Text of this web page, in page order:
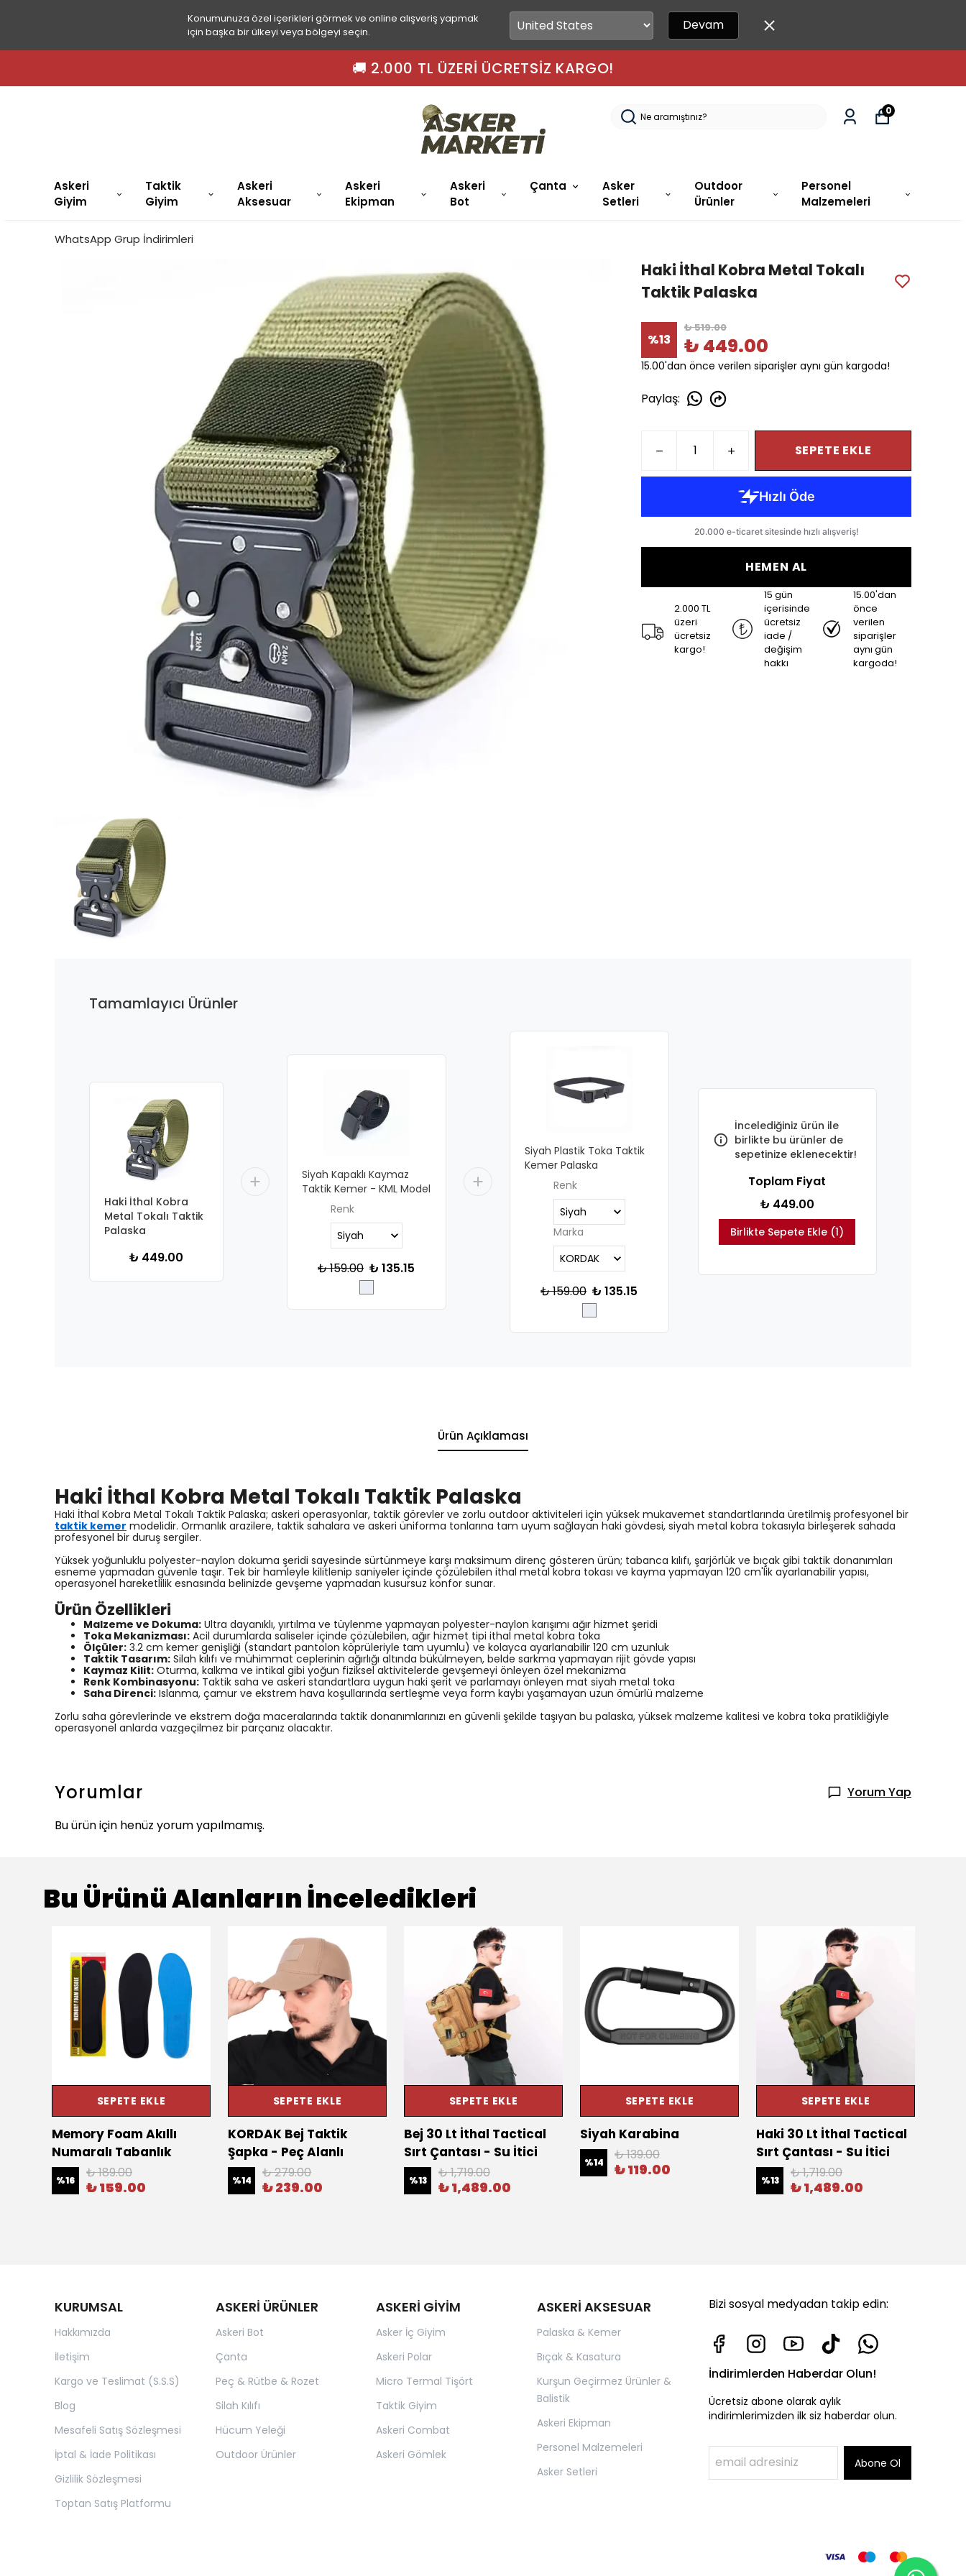
Konumunuza özel içerikleri görmek ve online alışveriş yapmak
için başka bir ülkeyi veya bölgeyi seçin.
Devam
🚚 2.000 TL ÜZERI ÜCRETSIZ KARGO!
Askeri
Giyim
Taktik
Giyim
Askeri
Aksesuar
Askeri
Ekipman
Askeri
Bot
Çanta
Asker
Setleri
Outdoor
Ürünler
Personel
Malzemeleri
0
WhatsApp Grup İndirimleri
Haki İthal Kobra Metal Tokalı
Taktik Palaska
%13
₺ 519.00
₺ 449.00
15.00'dan önce verilen siparişler aynı gün kargoda!
Paylaş:
SEPETE EKLE
HEMEN AL
2.000 TL
üzeri
ücretsiz
kargo!
15 gün
içerisinde
ücretsiz
iade /
değişim
hakkı
15.00'dan
önce
verilen
siparişler
aynı gün
kargoda!
Tamamlayıcı Ürünler
Haki İthal Kobra
Metal Tokalı Taktik
Palaska
₺ 449.00
Siyah Kapaklı Kaymaz
Taktik Kemer - KML Model
Renk
₺ 159.00 ₺ 135.15
Siyah Plastik Toka Taktik
Kemer Palaska
Renk
Marka
₺ 159.00 ₺ 135.15
İncelediğiniz ürün ile
birlikte bu ürünler de
sepetinize eklenecektir!
Toplam Fiyat
₺ 449.00
Birlikte Sepete Ekle (1)
Ürün Açıklaması
Haki İthal Kobra Metal Tokalı Taktik Palaska
Haki İthal Kobra Metal Tokalı Taktik Palaska; askeri operasyonlar, taktik görevler ve zorlu outdoor aktiviteleri için yüksek mukavemet standartlarında üretilmiş profesyonel bir
taktik kemer modelidir. Ormanlık arazilere, taktik sahalara ve askeri üniforma tonlarına tam uyum sağlayan haki gövdesi, siyah metal kobra tokasıyla birleşerek sahada
profesyonel bir duruş sergiler.
Yüksek yoğunluklu polyester-naylon dokuma şeridi sayesinde sürtünmeye karşı maksimum direnç gösteren ürün; tabanca kılıfı, şarjörlük ve bıçak gibi taktik donanımları
esneme yapmadan güvenle taşır. Tek bir hamleyle kilitlenip saniyeler içinde çözülebilen ithal metal kobra tokası ve kayma yapmayan 120 cm'lik ayarlanabilir yapısı,
operasyonel hareketlilik esnasında belinizde gevşeme yapmadan kusursuz konfor sunar.
Ürün Özellikleri
Malzeme ve Dokuma: Ultra dayanıklı, yırtılma ve tüylenme yapmayan polyester-naylon karışımı ağır hizmet şeridi
Toka Mekanizması: Acil durumlarda saliseler içinde çözülebilen, ağır hizmet tipi ithal metal kobra toka
Ölçüler: 3.2 cm kemer genişliği (standart pantolon köprüleriyle tam uyumlu) ve kolayca ayarlanabilir 120 cm uzunluk
Taktik Tasarım: Silah kılıfı ve mühimmat ceplerinin ağırlığı altında bükülmeyen, belde sarkma yapmayan rijit gövde yapısı
Kaymaz Kilit: Oturma, kalkma ve intikal gibi yoğun fiziksel aktivitelerde gevşemeyi önleyen özel mekanizma
Renk Kombinasyonu: Taktik saha ve askeri standartlara uygun haki şerit ve parlamayı önleyen mat siyah metal toka
Saha Direnci: Islanma, çamur ve ekstrem hava koşullarında sertleşme veya form kaybı yaşamayan uzun ömürlü malzeme
Zorlu saha görevlerinde ve ekstrem doğa maceralarında taktik donanımlarınızı en güvenli şekilde taşıyan bu palaska, yüksek malzeme kalitesi ve kobra toka pratikliğiyle
operasyonel anlarda vazgeçilmez bir parçanız olacaktır.
Yorumlar
Yorum Yap
Bu ürün için henüz yorum yapılmamış.
Bu Ürünü Alanların İnceledikleri
SEPETE EKLE
Memory Foam Akıllı
Numaralı Tabanlık
%16 ₺ 189.00
₺ 159.00
SEPETE EKLE
KORDAK Bej Taktik
Şapka - Peç Alanlı
%14 ₺ 279.00
₺ 239.00
SEPETE EKLE
Bej 30 Lt İthal Tactical
Sırt Çantası - Su İtici
%13 ₺ 1,719.00
₺ 1,489.00
SEPETE EKLE
Siyah Karabina
%14 ₺ 139.00
₺ 119.00
SEPETE EKLE
Haki 30 Lt İthal Tactical
Sırt Çantası - Su İtici
%13 ₺ 1,719.00
₺ 1,489.00
KURUMSAL
Hakkımızda
İletişim
Kargo ve Teslimat (S.S.S)
Blog
Mesafeli Satış Sözleşmesi
İptal & İade Politikası
Gizlilik Sözleşmesi
Toptan Satış Platformu
ASKERİ ÜRÜNLER
Askeri Bot
Çanta
Peç & Rütbe & Rozet
Silah Kılıfı
Hücum Yeleği
Outdoor Ürünler
ASKERİ GİYİM
Asker İç Giyim
Askeri Polar
Micro Termal Tişört
Taktik Giyim
Askeri Combat
Askeri Gömlek
ASKERİ AKSESUAR
Palaska & Kemer
Bıçak & Kasatura
Kurşun Geçirmez Ürünler &
Balistik
Askeri Ekipman
Personel Malzemeleri
Asker Setleri
Bizi sosyal medyadan takip edin:
İndirimlerden Haberdar Olun!
Ücretsiz abone olarak aylık
indirimlerimizden ilk siz haberdar olun.
Abone Ol